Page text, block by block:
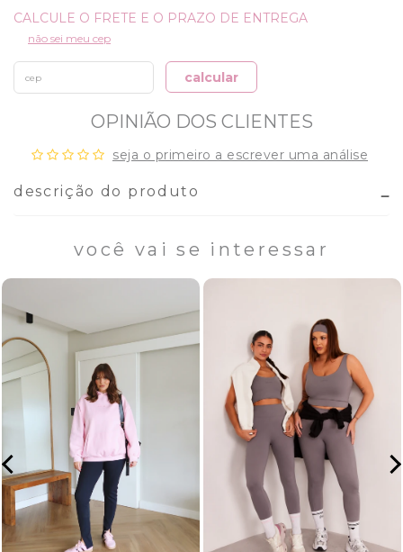
não sei meu cep
calcular
OPINIÃO DOS CLIENTES
seja o primeiro a escrever uma análise
descrição do produto
você vai se interessar